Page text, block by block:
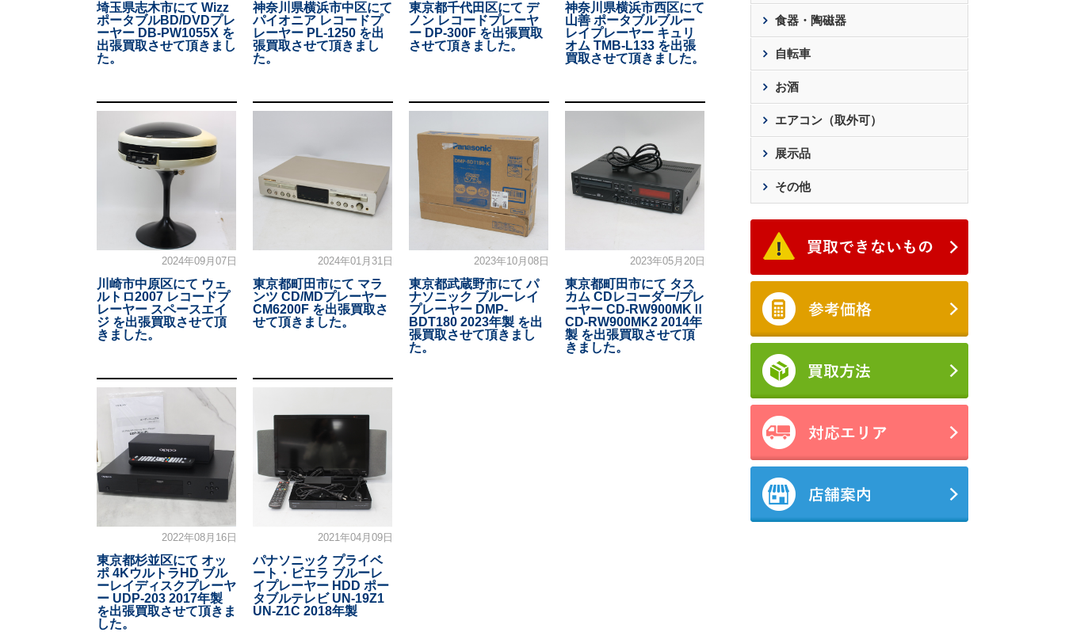
埼玉県志木市にて Wizz
ポータブルBD/DVDプレ
ーヤー DB-PW1055X を
出張買取させて頂きまし
た。
神奈川県横浜市中区にて
パイオニア レコードプ
レーヤー PL-1250 を出
張買取させて頂きまし
た。
東京都千代田区にて デ
ノン レコードプレーヤ
ー DP-300F を出張買取
させて頂きました。
神奈川県横浜市西区にて
山善 ポータブルブルー
レイプレーヤー キュリ
オム TMB-L133 を出張
買取させて頂きました。
2024年09月07日
川崎市中原区にて ウェ
ルトロ2007 レコードプ
レーヤー スペースエイ
ジ を出張買取させて頂
きました。
2024年01月31日
東京都町田市にて マラ
ンツ CD/MDプレーヤー
CM6200F を出張買取さ
せて頂きました。
2023年10月08日
東京都武蔵野市にて パ
ナソニック ブルーレイ
プレーヤー DMP-
BDT180 2023年製 を出
張買取させて頂きまし
た。
2023年05月20日
東京都町田市にて タス
カム CDレコーダー/プレ
ーヤー CD-RW900MKⅡ
CD-RW900MK2 2014年
製 を出張買取させて頂
きました。
2022年08月16日
東京都杉並区にて オッ
ポ 4KウルトラHD ブル
ーレイディスクプレーヤ
ー UDP-203 2017年製
を出張買取させて頂きま
した。
2021年04月09日
パナソニック プライベ
ート・ビエラ ブルーレ
イプレーヤー HDD ポー
タブルテレビ UN-19Z1
UN-Z1C 2018年製
食器・陶磁器
自転車
お酒
エアコン（取外可）
展示品
その他